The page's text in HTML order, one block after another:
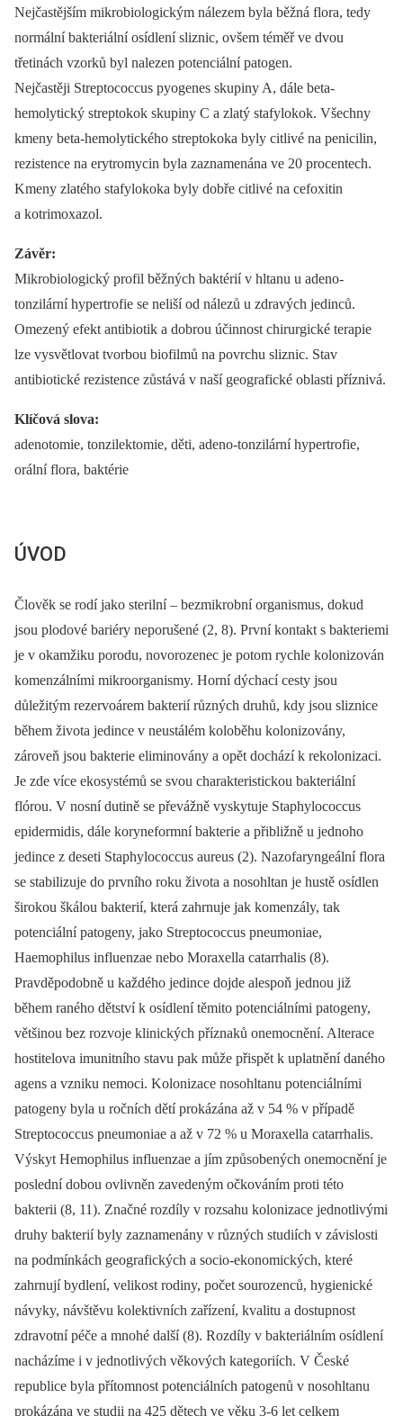
Nejčastějším mikrobiologickým nálezem byla běžná flora, tedy
normální bakteriální osídlení sliznic, ovšem téměř ve dvou
třetinách vzorků byl nalezen potenciální patogen.
Nejčastěji Streptococcus pyogenes skupiny A, dále beta-
hemolytický streptokok skupiny C a zlatý stafylokok. Všechny
kmeny beta-hemolytického streptokoka byly citlivé na penicilin,
rezistence na erytromycin byla zaznamenána ve 20 procentech.
Kmeny zlatého stafylokoka byly dobře citlivé na cefoxitin
a kotrimoxazol.
Závěr:
Mikrobiologický profil běžných baktérií v hltanu u adeno-
tonzilární hypertrofie se neliší od nálezů u zdravých jedinců.
Omezený efekt antibiotik a dobrou účinnost chirurgické terapie
lze vysvětlovat tvorbou biofilmů na povrchu sliznic. Stav
antibiotické rezistence zůstává v naší geografické oblasti příznivá.
Klíčová slova:
adenotomie, tonzilektomie, děti, adeno-tonzilární hypertrofie,
orální flora, baktérie
ÚVOD
Člověk se rodí jako sterilní –⁠ bezmikrobní organismus, dokud
jsou plodové bariéry neporušené (2, 8). První kontakt s bakteriemi
je v okamžiku porodu, novorozenec je potom rychle kolonizován
komenzálními mikroorganismy. Horní dýchací cesty jsou
důležitým rezervoárem bakterií různých druhů, kdy jsou sliznice
během života jedince v neustálém koloběhu kolonizovány,
zároveň jsou bakterie eliminovány a opět dochází k rekolonizaci.
Je zde více ekosystémů se svou charakteristickou bakteriální
flórou. V nosní dutině se převážně vyskytuje Staphylococcus
epidermidis, dále koryneformní bakterie a přibližně u jednoho
jedince z deseti Staphylococcus aureus (2). Nazofaryngeální flora
se stabilizuje do prvního roku života a nosohltan je hustě osídlen
širokou škálou bakterií, která zahrnuje jak komenzály, tak
potenciální patogeny, jako Streptococcus pneumoniae,
Haemophilus influenzae nebo Moraxella catarrhalis (8).
Pravděpodobně u každého jedince dojde alespoň jednou již
během raného dětství k osídlení těmito potenciálními patogeny,
většinou bez rozvoje klinických příznaků onemocnění. Alterace
hostitelova imunitního stavu pak může přispět k uplatnění daného
agens a vzniku nemoci. Kolonizace nosohltanu potenciálními
patogeny byla u ročních dětí prokázána až v 54 % v případě
Streptococcus pneumoniae a až v 72 % u Moraxella catarrhalis.
Výskyt Hemophilus influenzae a jím způsobených onemocnění je
poslední dobou ovlivněn zavedeným očkováním proti této
bakterii (8, 11). Značné rozdíly v rozsahu kolonizace jednotlivými
druhy bakterií byly zaznamenány v různých studiích v závislosti
na podmínkách geografických a socio-ekonomických, které
zahrnují bydlení, velikost rodiny, počet sourozenců, hygienické
návyky, návštěvu kolektivních zařízení, kvalitu a dostupnost
zdravotní péče a mnohé další (8). Rozdíly v bakteriálním osídlení
nacházíme i v jednotlivých věkových kategoriích. V České
republice byla přítomnost potenciálních patogenů v nosohltanu
prokázána ve studii na 425 dětech ve věku 3-6 let celkem